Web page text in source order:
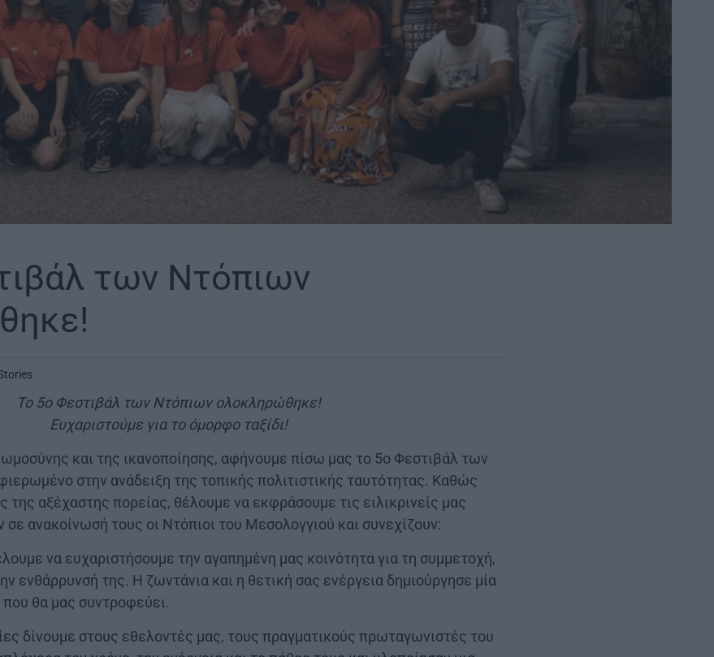
των Ντόπιων
Το 5ο Φεστιβάλ των Ντόπιων ολοκληρώθηκε!
Ευχαριστούμε για το όμορφο ταξίδι!
και της ικανοποίησης, αφήνουμε πίσω μας το 5ο Φεστιβάλ των
στην ανάδειξη της τοπικής πολιτιστικής ταυτότητας. Καθώς
της αξέχαστης πορείας, θέλουμε να εκφράσουμε τις ειλικρινείς μας
σε ανακοίνωσή τους οι Ντόπιοι του Μεσολογγιού και συνεχίζουν:
να ευχαριστήσουμε την αγαπημένη μας κοινότητα για τη συμμετοχή,
ενθάρρυνσή της. Η ζωντάνια και η θετική σας ενέργεια δημιούργησε μία
θα μας συντροφεύει.
δίνουμε στους εθελοντές μας, τους πραγματικούς πρωταγωνιστές του